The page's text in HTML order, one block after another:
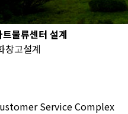
물류센터 설계
창고설계
Service Complex